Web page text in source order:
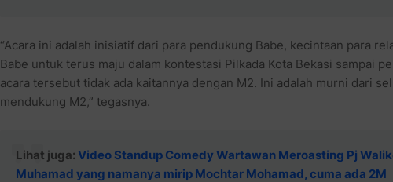
“Acara ini adalah inisiatif dari para pendukung Babe, kecintaan para
Babe untuk terus maju dalam kontestasi Pilkada Kota Bekasi sampai
acara tersebut tidak ada kaitannya dengan M2. Ini adalah murni dari
mendukung M2,” tegasnya.
Lihat juga: Video Standup Comedy Wartawan Meroasting Pj
Muhamad yang namanya mirip Mochtar Mohamad, cuma ada 2M